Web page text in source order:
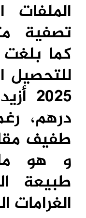
الملفات
تصفية
كما بلغت
للتحصيل
درهم،
و هو
طبيعة
الغرامات